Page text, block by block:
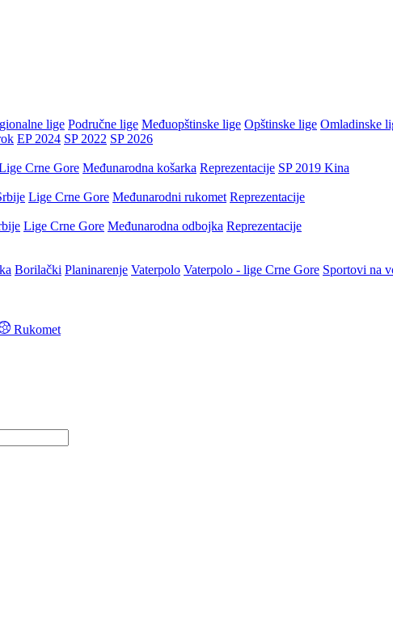
lige Područne lige Međuopštinske lige Opštinske lige Omladinske
EP 2024 SP 2022 SP 2026
Crne Gore Međunarodna košarka Reprezentacije SP 2019 Kina
Lige Crne Gore Međunarodni rukomet Reprezentacije
Lige Crne Gore Međunarodna odbojka Reprezentacije
Borilački Planinarenje Vaterpolo Vaterpolo - lige Crne Gore Sportovi na
Rukomet